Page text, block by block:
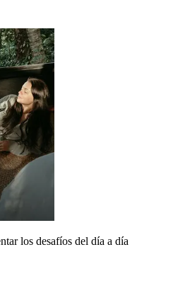
los desafíos del día a día